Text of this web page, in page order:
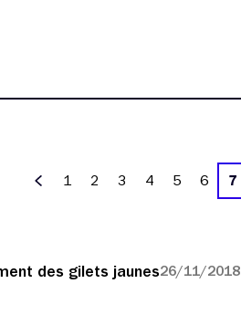
1 2 3 4 5 6 7
des gilets jaunes26/11/2018